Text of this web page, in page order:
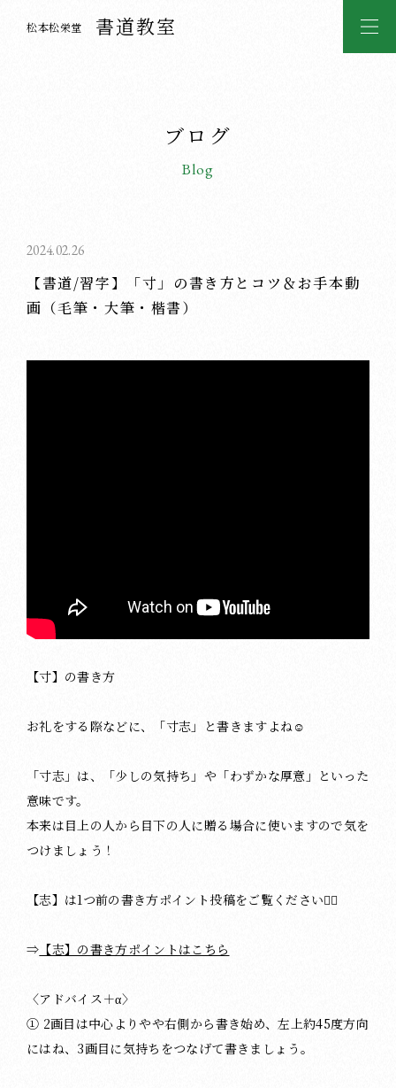
松本松栄堂 書道教室
ブログ
Blog
2024.02.26
【書道/習字】「寸」の書き方とコツ＆お手本動
画（毛筆・大筆・楷書）
【寸】の書き方
お礼をする際などに、「寸志」と書きますよね☺️
「寸志」は、「少しの気持ち」や「わずかな厚意」といった
意味です。
本来は目上の人から目下の人に贈る場合に使いますので気を
つけましょう！
【志】は1つ前の書き方ポイント投稿をご覧ください🙇‍♂️
⇒ 【志】の書き方ポイントはこちら
〈アドバイス＋‪α〉
① 2画目は中心よりやや右側から書き始め、左上約45度方向
にはね、3画目に気持ちをつなげて書きましょう。